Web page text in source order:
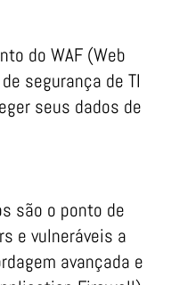
do WAF (Web
segurança de TI
seus dados de
são o ponto de
e vulneráveis ​​a
avançada e